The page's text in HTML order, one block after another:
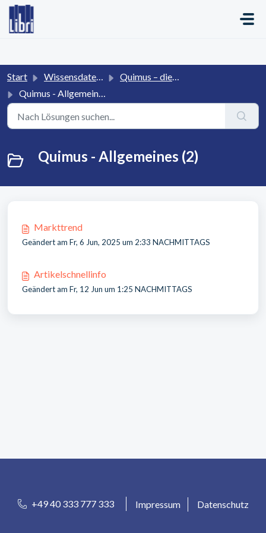
Zum hauptsächlichen Inhalt gehen
Start Wissensdatenbank
Quimus – die Online-Plattform für den Buchhandel
Quimus - Allgemeines
Quimus - Allgemeines (2)
Markttrend
Geändert am Fr, 6 Jun, 2025 um 2:33 NACHMITTAGS
Artikelschnellinfo
Geändert am Fr, 12 Jun um 1:25 NACHMITTAGS
+49 40 333 777 333 Impressum Datenschutz